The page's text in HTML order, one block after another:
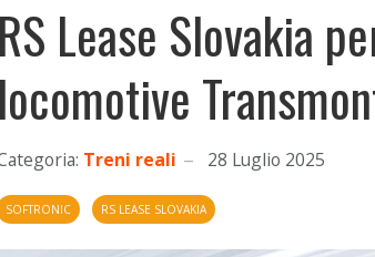
RS Lease Slovakia
locomotive
Treni reali 28 Luglio 2025
SOFTRONIC RS LEASE SLOVAKIA